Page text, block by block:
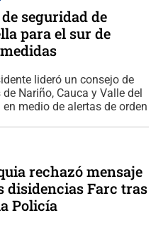
seguridad de
para el sur de
lideró un consejo de
Nariño, Cauca y Valle del
medio de alertas de orden
rechazó mensaje
disidencias Farc tras
Policía